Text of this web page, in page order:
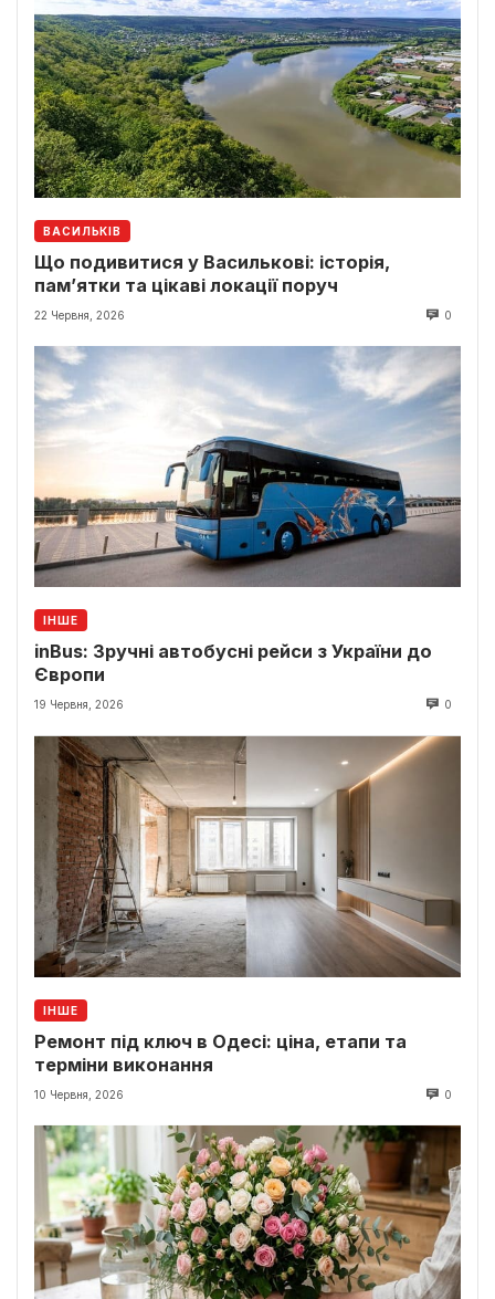
ВАСИЛЬКІВ
Що подивитися у Василькові: історія,
пам’ятки та цікаві локації поруч
22 Червня, 2026 0
ІНШЕ
inBus: Зручні автобусні рейси з України до
Європи
19 Червня, 2026 0
ІНШЕ
Ремонт під ключ в Одесі: ціна, етапи та
терміни виконання
10 Червня, 2026 0